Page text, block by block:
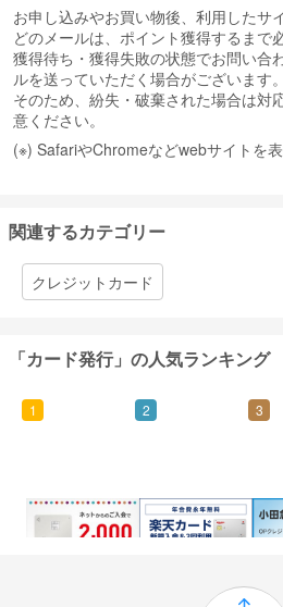
お申し込みやお買い物後、利用したサ
どのメールは、ポイント獲得するまで
獲得待ち・獲得失敗の状態でお問い合
ルを送っていただく場合がございます。
そのため、紛失・破棄された場合は対
意ください。
(※) SafariやChromeなどwebサイトを
関連するカテゴリー
クレジットカード
「カード発行」の人気ランキング
1
4,250 ポイント
2
476ポイント
3